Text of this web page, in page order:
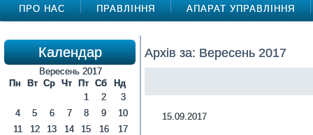
ПРО НАС ПРАВЛІННЯ АПАРАТ УПРАВЛІННЯ
Календар
Вересень 2017
Пн
Вт Ср Чт Пт Сб Нд
1 2
3
4
5 6 7 8 9
10
11
12 13 14 15 16
17
Архів за: Вересень 2017
15.09.2017